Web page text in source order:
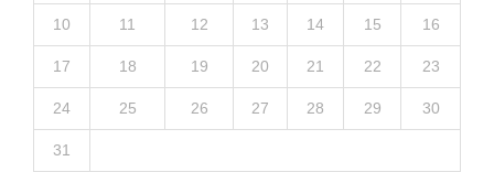
10 11 12 13 14 15 16
17 18 19 20 21 22 23
24 25 26 27 28 29 30
31